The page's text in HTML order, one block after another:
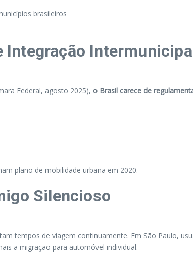
brasileiros
Integração
Federal, agosto 2025), o Brasil carece de
plano de mobilidade urbana em 2020.
Silencioso
tempos de viagem continuamente. Em São Paulo,
a migração para automóvel individual.